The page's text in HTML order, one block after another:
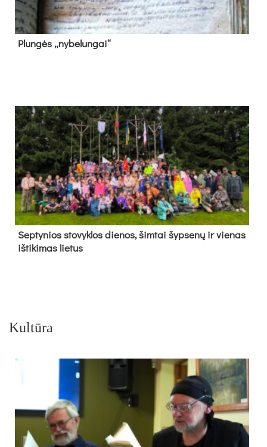
Plun­gės „ny­be­lun­gai“
Sep­ty­nios sto­vyk­los die­nos, šim­tai šyp­se­nų ir vie­nas
iš­ti­ki­mas lie­tus
Kultūra